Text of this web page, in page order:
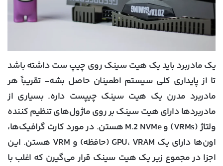
یک مادربرد باید یک هیت سینک روی چیپ ست داشته باشد
تا از پایداری کلی سیستم اطمینان حاصل بشه- تقریباً هر
مادربرد مدرن یک هیت سینک چیپست داره. بسیاری از
مادربردها دارای هیت سینک بر روی ماژول‌های تنظیم کننده
ولتاژ (VRMs) و M.2 NVMe هستن. در مورد کارت‌ گرافیک‌ها،
اون‌ها دارای یک GPU، VRAM (حافظه) و VRM هستن. این
اجزا در مجموع زیر یک هیت سینک قرار می‌گیرن که اغلب با